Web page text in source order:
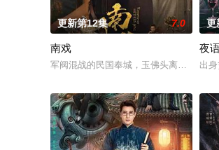
更新第12集 7.0
南戏
军阀混战的民国奉城，玉佛头离奇失窃，
更
夜
出